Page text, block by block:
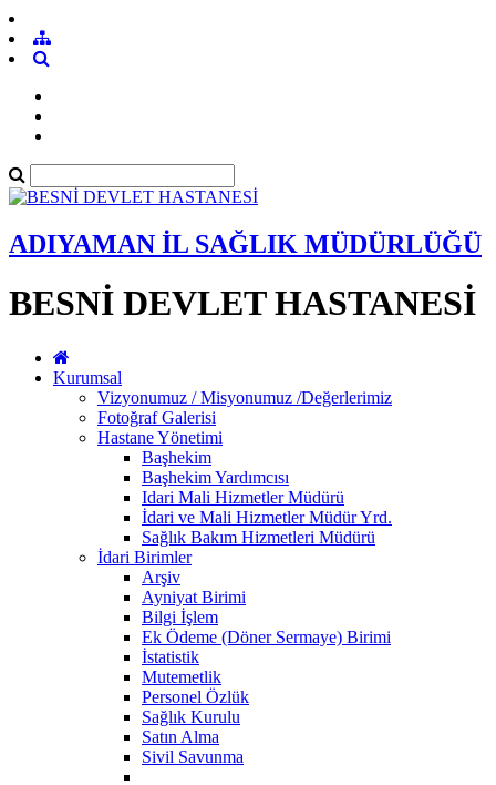
ADIYAMAN İL SAĞLIK MÜDÜRLÜĞÜ
BESNİ DEVLET HASTANESİ
Kurumsal
Vizyonumuz / Misyonumuz /Değerlerimiz
Fotoğraf Galerisi
Hastane Yönetimi
Başhekim
Başhekim Yardımcısı
Idari Mali Hizmetler Müdürü
İdari ve Mali Hizmetler Müdür Yrd.
Sağlık Bakım Hizmetleri Müdürü
İdari Birimler
Arşiv
Ayniyat Birimi
Bilgi İşlem
Ek Ödeme (Döner Sermaye) Birimi
İstatistik
Mutemetlik
Personel Özlük
Sağlık Kurulu
Satın Alma
Sivil Savunma